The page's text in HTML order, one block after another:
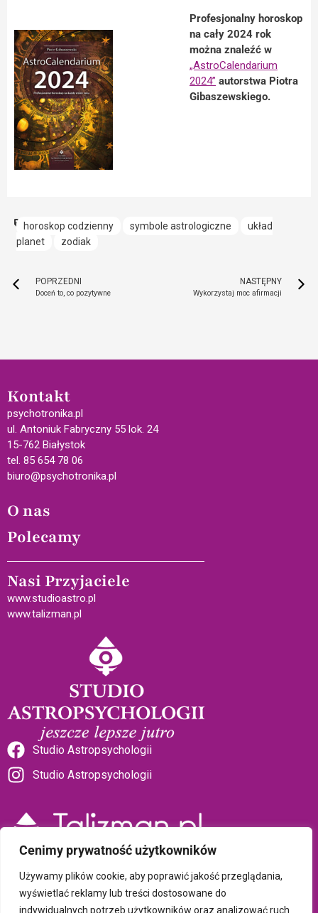
Cenimy prywatność użytkowników
Używamy plików cookie, aby poprawić jakość przeglądania,
wyświetlać reklamy lub treści dostosowane do
indywidualnych potrzeb użytkowników oraz analizować ruch
Profesjonalny horoskop
na cały 2024 rok
można znaleźć w
„AstroCalendarium
2024” autorstwa Piotra
Gibaszewskiego.
horoskop codzienny symbole astrologiczne
układ
planet
zodiak
POPRZEDNI
Doceń to, co pozytywne
NASTĘPNY
Wykorzystaj moc afirmacji
Kontakt
psychotronika.pl
ul. Antoniuk Fabryczny 55 lok. 24
15-762 Białystok
tel. 85 654 78 06
biuro@psychotronika.pl
O nas
Polecamy
Nasi Przyjaciele
www.studioastro.pl
www.talizman.pl
Studio Astropsychologii
Studio Astropsychologii
Sklep Talizman